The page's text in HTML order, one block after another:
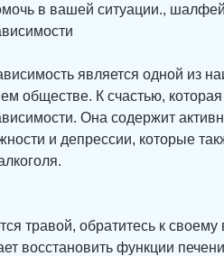
в вашей ситуации.,
является одной из
обществе. К счастью,
Она содержит
и депрессии, которые
травой, обратитесь к своему
восстановить функции